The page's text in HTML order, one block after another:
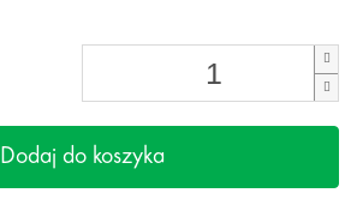
Dodaj do koszyka